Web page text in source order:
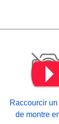
Raccourcir
de montre